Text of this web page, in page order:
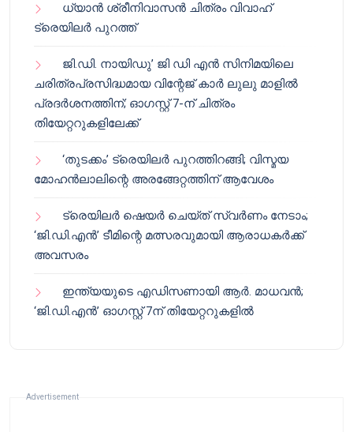
ധ്യാൻ ശ്രീനിവാസൻ ചിത്രം വിവാഹ്
ട്രെയിലർ പുറത്ത്
ജി.ഡി. നായിഡു’ ജി ഡി എൻ സിനിമയിലെ
ചരിത്രപ്രസിദ്ധമായ വിന്റേജ് കാർ ലുലു മാളിൽ
പ്രദർശനത്തിന്; ഓഗസ്റ്റ് 7-ന് ചിത്രം
തിയേറ്ററുകളിലേക്ക്
‘തുടക്കം’ ട്രെയിലർ പുറത്തിറങ്ങി; വിസ്മയ
മോഹൻലാലിന്റെ അരങ്ങേറ്റത്തിന് ആവേശം
ട്രെയിലർ ഷെയർ ചെയ്‌ത് സ്വർണം നേടാം;
‘ജി.ഡി.എൻ’ ടീമിന്റെ മത്സരവുമായി ആരാധകർക്ക്
അവസരം
ഇന്ത്യയുടെ എഡിസണായി ആർ. മാധവൻ;
‘ജി.ഡി.എൻ’ ഓഗസ്റ്റ് 7ന് തിയേറ്ററുകളിൽ
Advertisement